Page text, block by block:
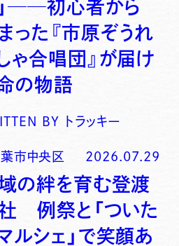
──初心者から
った『市原ぞうれ
ゃ合唱団』が届け
の物語
BY トラッキー
市中央区 2026.07.29
の絆を育む登渡
例祭と「ついた
ルシェ」で笑顔あ